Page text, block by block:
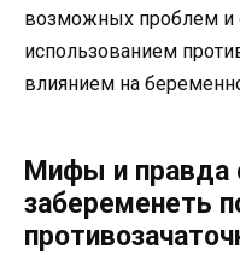
возможных проблем и
использованием
влиянием на
Мифы и правда
забеременеть